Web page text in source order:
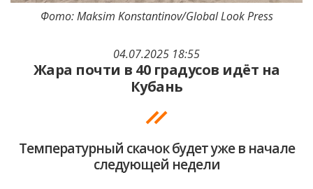
04.07.2025 18:55
Жара почти в 40 градусов идёт на
Кубань
Температурный скачок будет уже в начале
следующей недели
Фото: Maksim Konstantinov/Global Look Press